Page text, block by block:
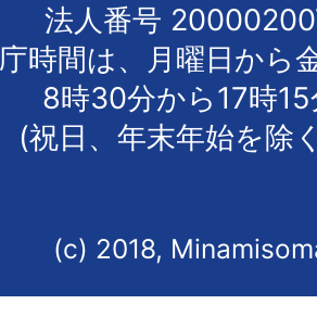
法人番号
時間は、月曜日から
8時30分から17時
(祝日、年末年始を除
(c) 2018,